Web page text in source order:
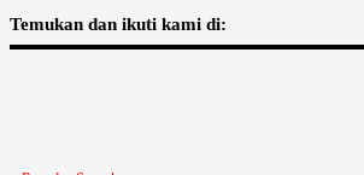
Temukan dan ikuti kami di: